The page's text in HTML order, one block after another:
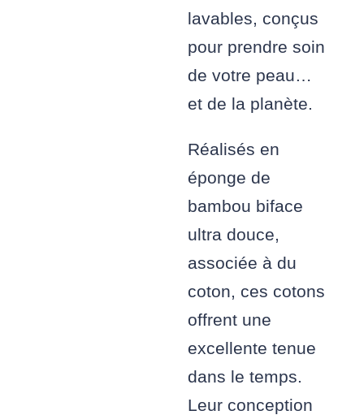
lavables, conçus
pour prendre soin
de votre peau…
et de la planète.
Réalisés en
éponge de
bambou biface
ultra douce,
associée à du
coton, ces cotons
offrent une
excellente tenue
dans le temps.
Leur conception